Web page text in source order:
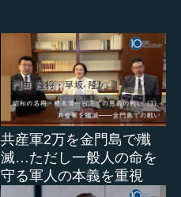
共産軍2万を金門島で殲
滅…ただし一般人の命を
守る軍人の本義を重視